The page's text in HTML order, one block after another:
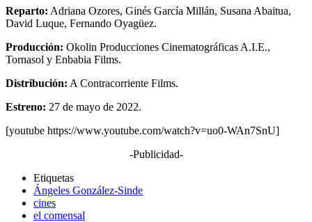
Reparto: Adriana Ozores, Ginés García Millán, Susana Abaitua,
David Luque, Fernando Oyagüez.
Producción: Okolin Producciones Cinematográficas A.I.E.,
Tornasol y Enbabia Films.
Distribución: A Contracorriente Films.
Estreno: 27 de mayo de 2022.
[youtube https://www.youtube.com/watch?v=uo0-WAn7SnU]
-Publicidad-
Etiquetas
Ángeles González-Sinde
cines
el comensal